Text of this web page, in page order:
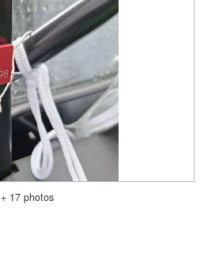
+ 17 photos